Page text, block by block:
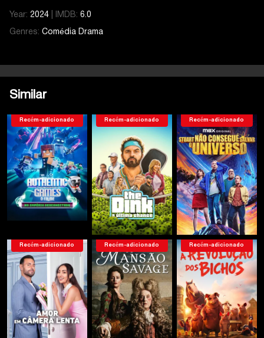
Year: 2024 IMDB: 6.0
Genres: Comédia Drama
Similar
Recém-adicionado Recém-adicionado Recém-adicionado
Recém-adicionado Recém-adicionado Recém-adicionado